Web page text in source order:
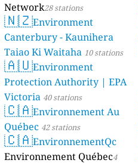
Network28 stations
🇳🇿Environment
Canterbury - Kaunihera
Taiao Ki Waitaha 10 stations
🇦🇺Environment
Protection Authority | EPA
Victoria 40 stations
🇨🇦Environnement Au
Québec 42 stations
🇨🇦EnvironnementQc
Environnement Québec4